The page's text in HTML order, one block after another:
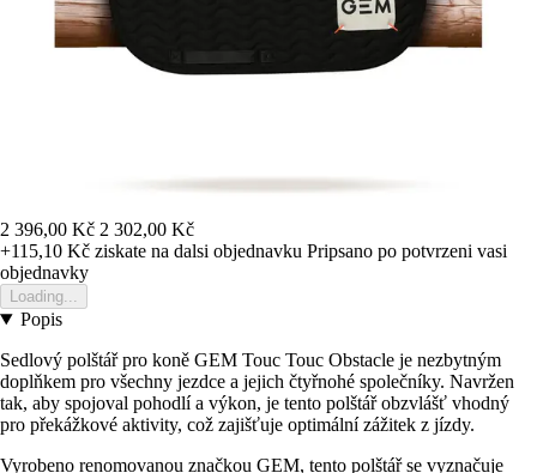
2 396,00 Kč 2 302,00 Kč
+115,10 Kč ziskate na dalsi objednavku Pripsano po potvrzeni vasi
objednavky
Loading...
Popis
Sedlový polštář pro koně GEM Touc Touc Obstacle je nezbytným
doplňkem pro všechny jezdce a jejich čtyřnohé společníky. Navržen
tak, aby spojoval pohodlí a výkon, je tento polštář obzvlášť vhodný
pro překážkové aktivity, což zajišťuje optimální zážitek z jízdy.
Vyrobeno renomovanou značkou GEM, tento polštář se vyznačuje